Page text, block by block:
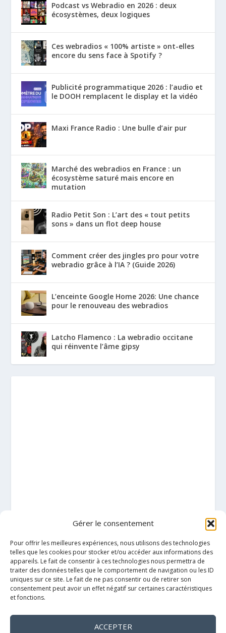
Gérer le consentement
Pour offrir les meilleures expériences, nous utilisons des technologies
telles que les cookies pour stocker et/ou accéder aux informations des
appareils. Le fait de consentir à ces technologies nous permettra de
traiter des données telles que le comportement de navigation ou les ID
uniques sur ce site. Le fait de ne pas consentir ou de retirer son
consentement peut avoir un effet négatif sur certaines caractéristiques
et fonctions.
ACCEPTER
Podcast vs Webradio en 2026 : deux
écosystèmes, deux logiques
Ces webradios « 100% artiste » ont-elles
encore du sens face à Spotify ?
Publicité programmatique 2026 : l’audio et
le DOOH remplacent le display et la vidéo
Maxi France Radio : Une bulle d’air pur
Marché des webradios en France : un
écosystème saturé mais encore en
mutation
Radio Petit Son : L’art des « tout petits
sons » dans un flot deep house
Comment créer des jingles pro pour votre
webradio grâce à l’IA ? (Guide 2026)
L’enceinte Google Home 2026: Une chance
pour le renouveau des webradios
Latcho Flamenco : La webradio occitane
qui réinvente l’âme gipsy